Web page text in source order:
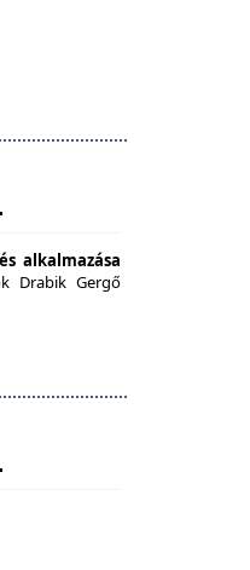
alkalmazása
Drabik Gergő